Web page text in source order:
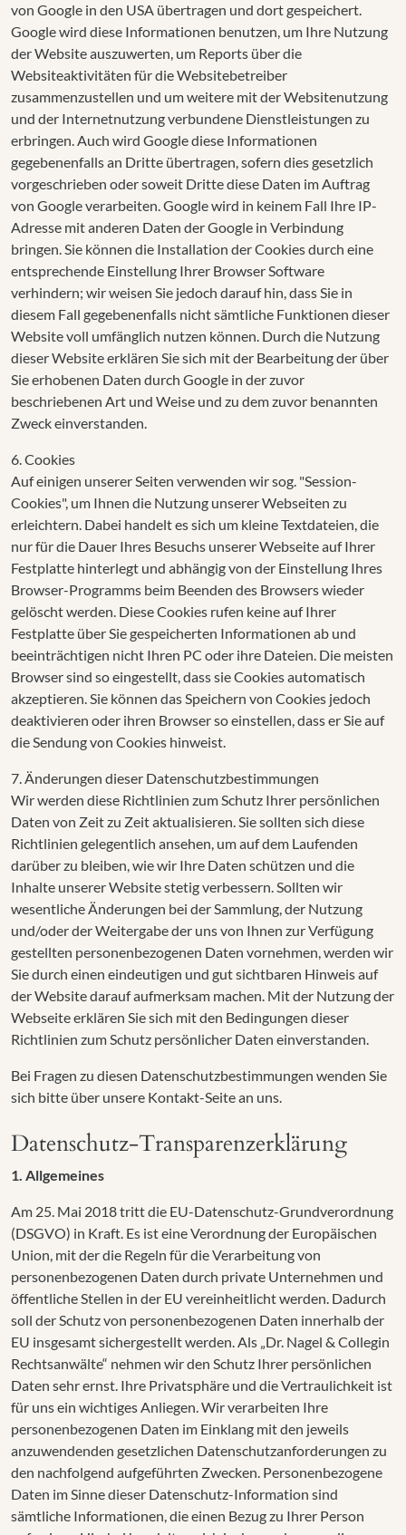
von Google in den USA übertragen und dort gespeichert.
Google wird diese Informationen benutzen, um Ihre Nutzung
der Website auszuwerten, um Reports über die
Websiteaktivitäten für die Websitebetreiber
zusammenzustellen und um weitere mit der Websitenutzung
und der Internetnutzung verbundene Dienstleistungen zu
erbringen. Auch wird Google diese Informationen
gegebenenfalls an Dritte übertragen, sofern dies gesetzlich
vorgeschrieben oder soweit Dritte diese Daten im Auftrag
von Google verarbeiten. Google wird in keinem Fall Ihre IP-
Adresse mit anderen Daten der Google in Verbindung
bringen. Sie können die Installation der Cookies durch eine
entsprechende Einstellung Ihrer Browser Software
verhindern; wir weisen Sie jedoch darauf hin, dass Sie in
diesem Fall gegebenenfalls nicht sämtliche Funktionen dieser
Website voll umfänglich nutzen können. Durch die Nutzung
dieser Website erklären Sie sich mit der Bearbeitung der über
Sie erhobenen Daten durch Google in der zuvor
beschriebenen Art und Weise und zu dem zuvor benannten
Zweck einverstanden.
6. Cookies
Auf einigen unserer Seiten verwenden wir sog. "Session-
Cookies", um Ihnen die Nutzung unserer Webseiten zu
erleichtern. Dabei handelt es sich um kleine Textdateien, die
nur für die Dauer Ihres Besuchs unserer Webseite auf Ihrer
Festplatte hinterlegt und abhängig von der Einstellung Ihres
Browser-Programms beim Beenden des Browsers wieder
gelöscht werden. Diese Cookies rufen keine auf Ihrer
Festplatte über Sie gespeicherten Informationen ab und
beeinträchtigen nicht Ihren PC oder ihre Dateien. Die meisten
Browser sind so eingestellt, dass sie Cookies automatisch
akzeptieren. Sie können das Speichern von Cookies jedoch
deaktivieren oder ihren Browser so einstellen, dass er Sie auf
die Sendung von Cookies hinweist.
7. Änderungen dieser Datenschutzbestimmungen
Wir werden diese Richtlinien zum Schutz Ihrer persönlichen
Daten von Zeit zu Zeit aktualisieren. Sie sollten sich diese
Richtlinien gelegentlich ansehen, um auf dem Laufenden
darüber zu bleiben, wie wir Ihre Daten schützen und die
Inhalte unserer Website stetig verbessern. Sollten wir
wesentliche Änderungen bei der Sammlung, der Nutzung
und/oder der Weitergabe der uns von Ihnen zur Verfügung
gestellten personenbezogenen Daten vornehmen, werden wir
Sie durch einen eindeutigen und gut sichtbaren Hinweis auf
der Website darauf aufmerksam machen. Mit der Nutzung der
Webseite erklären Sie sich mit den Bedingungen dieser
Richtlinien zum Schutz persönlicher Daten einverstanden.
Bei Fragen zu diesen Datenschutzbestimmungen wenden Sie
sich bitte über unsere Kontakt-Seite an uns.
Datenschutz-Transparenzerklärung
1. Allgemeines
Am 25. Mai 2018 tritt die EU-Datenschutz-Grundverordnung
(DSGVO) in Kraft. Es ist eine Verordnung der Europäischen
Union, mit der die Regeln für die Verarbeitung von
personenbezogenen Daten durch private Unternehmen und
öffentliche Stellen in der EU vereinheitlicht werden. Dadurch
soll der Schutz von personenbezogenen Daten innerhalb der
EU insgesamt sichergestellt werden. Als „Dr. Nagel & Collegin
Rechtsanwälte“ nehmen wir den Schutz Ihrer persönlichen
Daten sehr ernst. Ihre Privatsphäre und die Vertraulichkeit ist
für uns ein wichtiges Anliegen. Wir verarbeiten Ihre
personenbezogenen Daten im Einklang mit den jeweils
anzuwendenden gesetzlichen Datenschutzanforderungen zu
den nachfolgend aufgeführten Zwecken. Personenbezogene
Daten im Sinne dieser Datenschutz-Information sind
sämtliche Informationen, die einen Bezug zu Ihrer Person